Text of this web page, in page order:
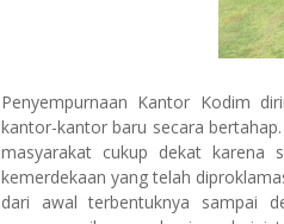
Penyempurnaan Kantor Kodim
kantor-kantor baru secara
masyarakat cukup dekat karena
kemerdekaan yang telah
dari awal terbentuknya sampai